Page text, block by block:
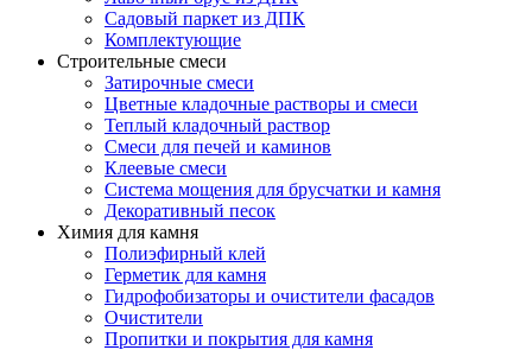
Садовый паркет из ДПК
Комплектующие
Строительные смеси
Затирочные смеси
Цветные кладочные растворы и смеси
Теплый кладочный раствор
Смеси для печей и каминов
Клеевые смеси
Система мощения для брусчатки и камня
Декоративный песок
Химия для камня
Полиэфирный клей
Герметик для камня
Гидрофобизаторы и очистители фасадов
Очистители
Пропитки и покрытия для камня